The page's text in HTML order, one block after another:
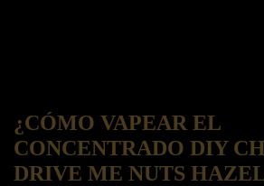
¿CÓMO VAPEAR EL
CONCENTRADO DIY
DRIVE ME NUTS